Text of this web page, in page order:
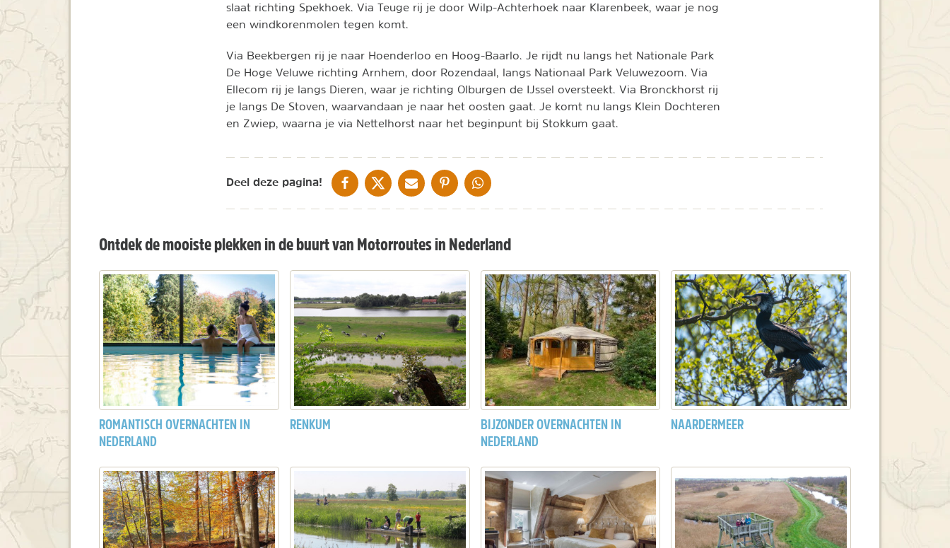
slaat richting Spekhoek. Via Teuge rij je door Wilp-Achterhoek naar Klarenbeek, waar je nog
een windkorenmolen tegen komt.
Via Beekbergen rij je naar Hoenderloo en Hoog-Baarlo. Je rijdt nu langs het Nationale Park
De Hoge Veluwe richting Arnhem, door Rozendaal, langs Nationaal Park Veluwezoom. Via
Ellecom rij je langs Dieren, waar je richting Olburgen de IJssel oversteekt. Via Bronckhorst rij
je langs De Stoven, waarvandaan je naar het oosten gaat. Je komt nu langs Klein Dochteren
en Zwiep, waarna je via Nettelhorst naar het beginpunt bij Stokkum gaat.
Deel deze pagina! DELEN OP FACEBOOK
DELEN OP XDELEN VIA DE MAIL
DELEN OP PINTEREST
DELEN OP WHATSAPP
Ontdek de mooiste plekken in de buurt van Motorroutes in Nederland
ROMANTISCH OVERNACHTEN IN
NEDERLAND
RENKUM
BIJZONDER OVERNACHTEN IN
NEDERLAND
NAARDERMEER